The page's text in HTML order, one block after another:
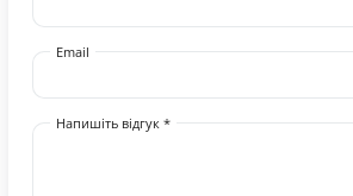
Email
Напишіть відгук *